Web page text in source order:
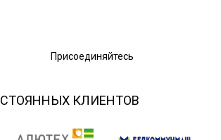
Присоединяйтесь
КЛИЕНТОВ